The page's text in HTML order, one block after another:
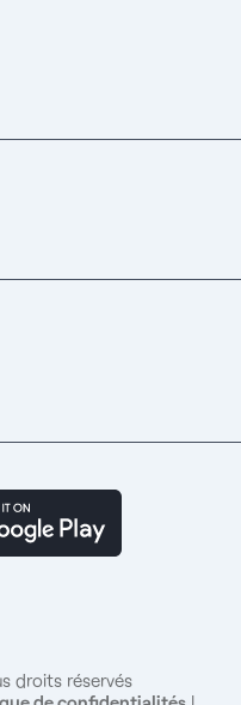
droits réservés